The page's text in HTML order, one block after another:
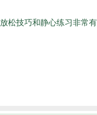
放松技巧和静心练习非常